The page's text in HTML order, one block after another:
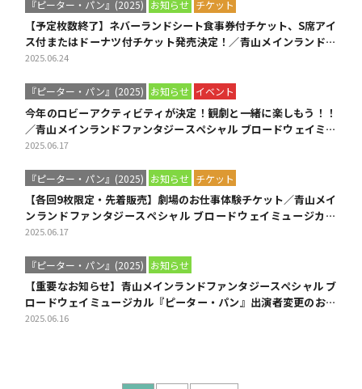
『ピーター・パン』(2025) お知らせ チケット
【予定枚数終了】ネバーランドシート食事券付チケット、S席アイ
ス付またはドーナツ付チケット発売決定！／青山メインランドフ
ァンタジースペシャル ブロードウェイミュージカル『ピーター・
2025.06.24
『ピーター・パン』(2025) お知らせ イベント
今年のロビーアクティビティが決定！観劇と一緒に楽しもう！！
／青山メインランドファンタジースペシャル ブロードウェイミュ
ージカル『ピーター・パン』
2025.06.17
『ピーター・パン』(2025) お知らせ チケット
【各回9枚限定・先着販売】劇場のお仕事体験チケット／青山メイ
ンランドファンタジースペシャル ブロードウェイミュージカル
『ピーター・パン』
2025.06.17
『ピーター・パン』(2025) お知らせ
【重要なお知らせ】青山メインランドファンタジースペシャル ブ
ロードウェイミュージカル『ピーター・パン』出演者変更のお知
らせとお詫び
2025.06.16